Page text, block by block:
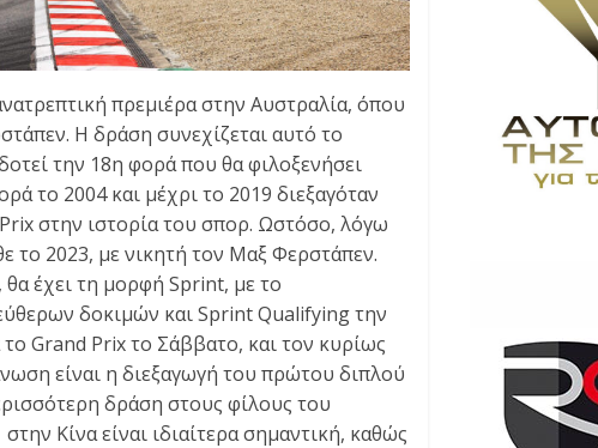
πρεμιέρα στην Αυστραλία, όπου
Η δράση συνεχίζεται αυτό το
την 18η φορά που θα φιλοξενήσει
το 2004 και μέχρι το 2019 διεξαγόταν
στην ιστορία του σπορ. Ωστόσο, λόγω
το 2023, με νικητή τον Μαξ Φερστάπεν.
θα έχει τη μορφή Sprint, με το
δοκιμών και Sprint Qualifying την
Grand Prix το Σάββατο, και τον κυρίως
είναι η διεξαγωγή του πρώτου διπλού
δράση στους φίλους του
Κίνα είναι ιδιαίτερα σημαντική, καθώς